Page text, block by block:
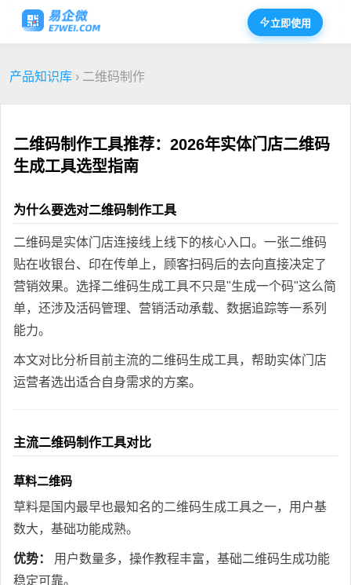
立即使用
产品知识库 › 二维码制作
二维码制作工具推荐：2026年实体门店二维码
生成工具选型指南
为什么要选对二维码制作工具
二维码是实体门店连接线上线下的核心入口。一张二维码
贴在收银台、印在传单上，顾客扫码后的去向直接决定了
营销效果。选择二维码生成工具不只是"生成一个码"这么简
单，还涉及活码管理、营销活动承载、数据追踪等一系列
能力。
本文对比分析目前主流的二维码生成工具，帮助实体门店
运营者选出适合自身需求的方案。
主流二维码制作工具对比
草料二维码
草料是国内最早也最知名的二维码生成工具之一，用户基
数大，基础功能成熟。
优势：
用户数量多，操作教程丰富，基础二维码生成功能
稳定可靠。